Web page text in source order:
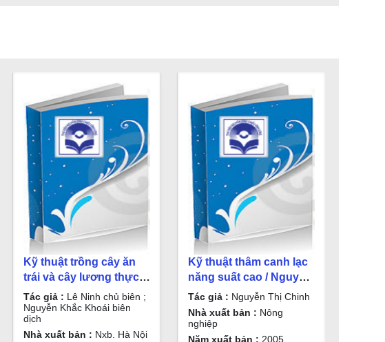
Kỹ thuật trồng cây ăn
trái và cây lương thực
hữu cơ / Lê Ninh chủ
biên ; Nguyễn Khắc
Khoái biên dịch
Tác giả : Lê Ninh chủ biên ;
Nguyễn Khắc Khoái biên
dịch
Nhà xuất bản : Nxb. Hà Nội
Kỹ thuật thâm canh lạc
năng suất cao / Nguyễn
Thị Chinh
Tác giả : Nguyễn Thị Chinh
Nhà xuất bản : Nông
nghiệp
Năm xuất bản : 2005